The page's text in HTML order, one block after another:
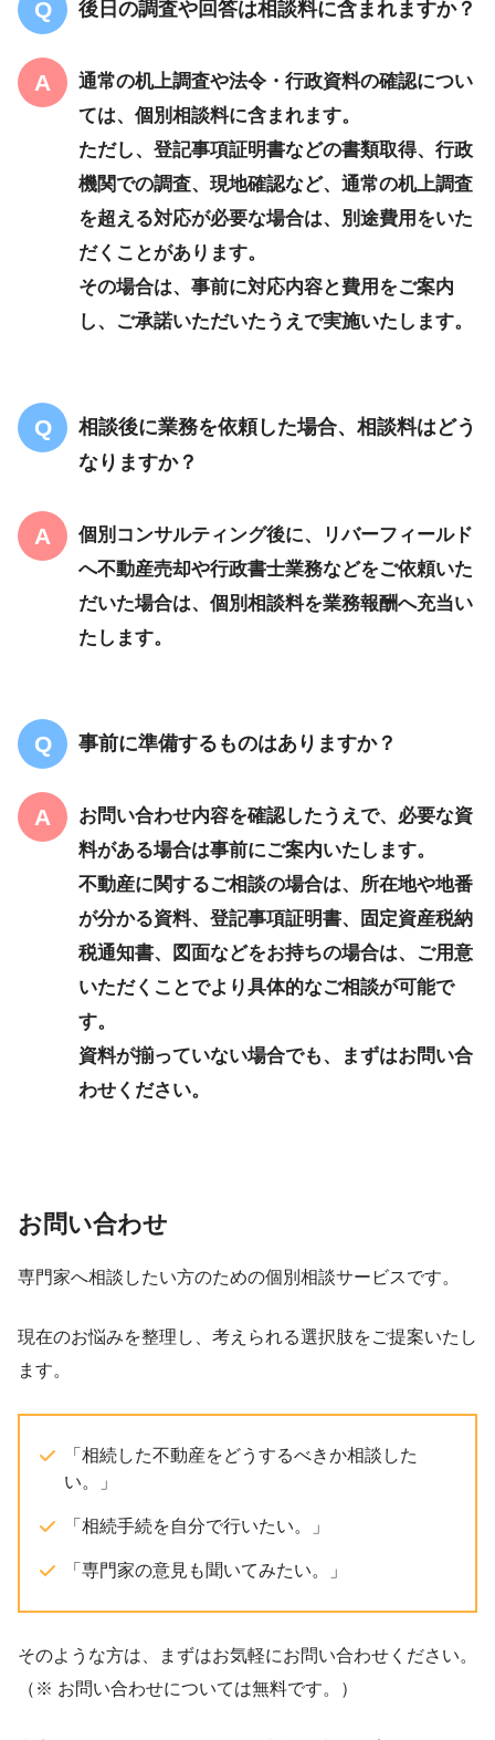
後日の調査や回答は相談料に含まれますか？
通常の机上調査や法令・行政資料の確認につい
ては、個別相談料に含まれます。
ただし、登記事項証明書などの書類取得、行政
機関での調査、現地確認など、通常の机上調査
を超える対応が必要な場合は、別途費用をいた
だくことがあります。
その場合は、事前に対応内容と費用をご案内
し、ご承諾いただいたうえで実施いたします。
相談後に業務を依頼した場合、相談料はどう
なりますか？
個別コンサルティング後に、リバーフィールド
へ不動産売却や行政書士業務などをご依頼いた
だいた場合は、個別相談料を業務報酬へ充当い
たします。
事前に準備するものはありますか？
お問い合わせ内容を確認したうえで、必要な資
料がある場合は事前にご案内いたします。
不動産に関するご相談の場合は、所在地や地番
が分かる資料、登記事項証明書、固定資産税納
税通知書、図面などをお持ちの場合は、ご用意
いただくことでより具体的なご相談が可能で
す。
資料が揃っていない場合でも、まずはお問い合
わせください。
お問い合わせ
専門家へ相談したい方のための個別相談サービスです。
現在のお悩みを整理し、考えられる選択肢をご提案いたし
ます。
「相続した不動産をどうするべきか相談した
い。」
「相続手続を自分で行いたい。」
「専門家の意見も聞いてみたい。」
そのような方は、まずはお気軽にお問い合わせください。
（※ お問い合わせについては無料です。）